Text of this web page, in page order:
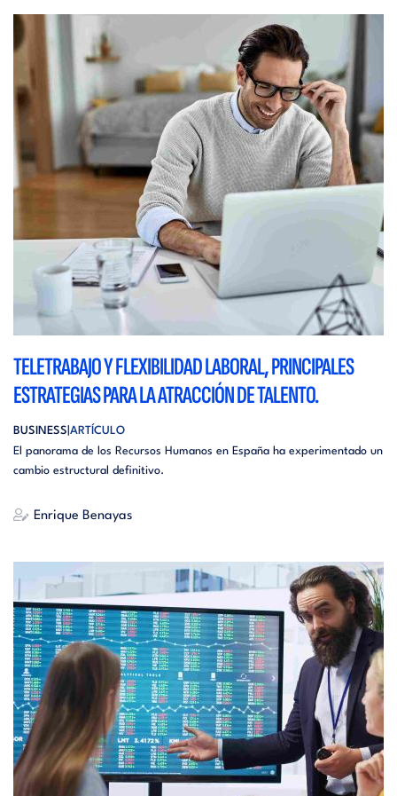
TELETRABAJO Y FLEXIBILIDAD LABORAL, PRINCIPALES
ESTRATEGIAS PARA LA ATRACCIÓN DE TALENTO.
BUSINESS ARTÍCULO
El panorama de los Recursos Humanos en España ha experimentado un
cambio estructural definitivo.
Enrique Benayas